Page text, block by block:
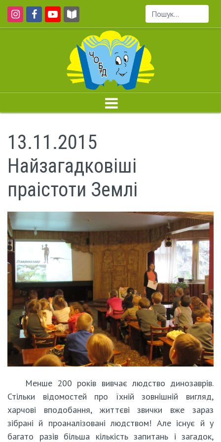
Пошук...
13.11.2015
Найзагадковіші
праістоти Землі
Менше 200 років вивчає людство динозаврів.
Стільки відомостей про їхній зовнішній вигляд,
харчові вподобання, життєві звички вже зараз
зібрані й проаналізовані людством! Але існує й у
багато разів більша кількість запитань і загадок,